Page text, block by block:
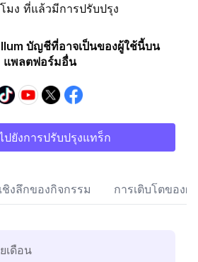
มง ที่แล้วมีการปรับปรุง
บัญชีที่อาจเป็นของผู้ใช้นี้บน
แพลตฟอร์มอื่น
ปยังการปรับปรุงแทร็ก
งลึกของกิจกรรม การเติบโตของผู้
เดือน